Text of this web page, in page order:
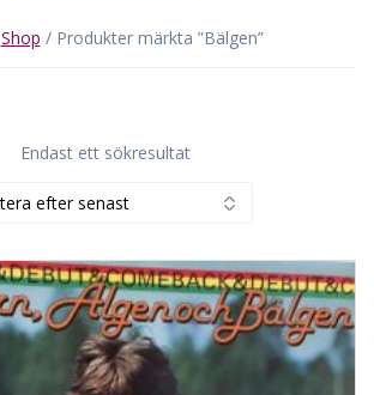
Shop / Produkter märkta ”Bälgen”
Endast ett sökresultat